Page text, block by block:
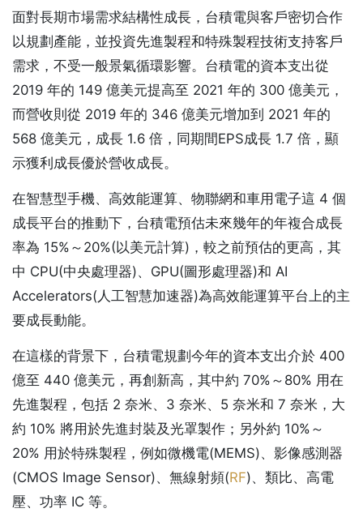
面對長期市場需求結構性成長，台積電與客戶密切合作
以規劃產能，並投資先進製程和特殊製程技術支持客戶
需求，不受一般景氣循環影響。台積電的資本支出從
2019 年的 149 億美元提高至 2021 年的 300 億美元，
而營收則從 2019 年的 346 億美元增加到 2021 年的
568 億美元，成長 1.6 倍，同期間EPS成長 1.7 倍，顯
示獲利成長優於營收成長。
在智慧型手機、高效能運算、物聯網和車用電子這 4 個
成長平台的推動下，台積電預估未來幾年的年複合成長
率為 15%～20%(以美元計算)，較之前預估的更高，其
中 CPU(中央處理器)、GPU(圖形處理器)和 AI
Accelerators(人工智慧加速器)為高效能運算平台上的主
要成長動能。
在這樣的背景下，台積電規劃今年的資本支出介於 400
億至 440 億美元，再創新高，其中約 70%～80% 用在
先進製程，包括 2 奈米、3 奈米、5 奈米和 7 奈米，大
約 10% 將用於先進封裝及光罩製作；另外約 10%～
20% 用於特殊製程，例如微機電(MEMS)、影像感測器
(CMOS Image Sensor)、無線射頻(RF)、類比、高電
壓、功率 IC 等。